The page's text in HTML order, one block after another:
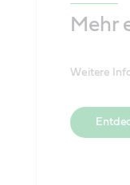
Mehr
Weitere